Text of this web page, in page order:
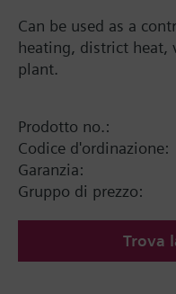
Can be used as a
heating, district
plant.
Prodotto no.:
Codice d'ordinazione:
Garanzia:
Gruppo di prezzo:
Trova